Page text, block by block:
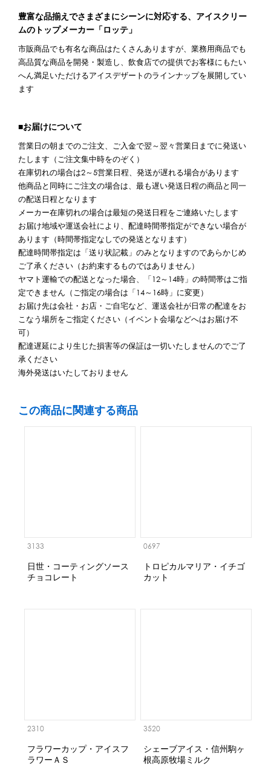
豊富な品揃えでさまざまにシーンに対応する、アイスクリー
ムのトップメーカー「ロッテ」
市販商品でも有名な商品はたくさんありますが、業務用商品でも
高品質な商品を開発・製造し、飲食店での提供でお客様にもたい
へん満足いただけるアイスデザートのラインナップを展開してい
ます
■お届けについて
営業日の朝までのご注文、ご入金で翌～翌々営業日までに発送い
たします（ご注文集中時をのぞく）
在庫切れの場合は2～5営業日程、発送が遅れる場合があります
他商品と同時にご注文の場合は、最も遅い発送日程の商品と同一
の配送日程となります
メーカー在庫切れの場合は最短の発送日程をご連絡いたします
お届け地域や運送会社により、配達時間帯指定ができない場合が
あります（時間帯指定なしでの発送となります）
配達時間帯指定は「送り状記載」のみとなりますのであらかじめ
ご了承ください（お約束するものではありません）
ヤマト運輸での配送となった場合、「12～14時」の時間帯はご指
定できません（ご指定の場合は「14～16時」に変更）
お届け先は会社・お店・ご自宅など、運送会社が日常の配達をお
こなう場所をご指定ください（イベント会場などへはお届け不
可）
配達遅延により生じた損害等の保証は一切いたしませんのでご了
承ください
海外発送はいたしておりません
この商品に関連する商品
3133
日世・コーティングソース
チョコレート
0697
トロピカルマリア・イチゴ
カット
2310
フラワーカップ・アイスフ
ラワーＡＳ
3520
シェーブアイス・信州駒ヶ
根高原牧場ミルク